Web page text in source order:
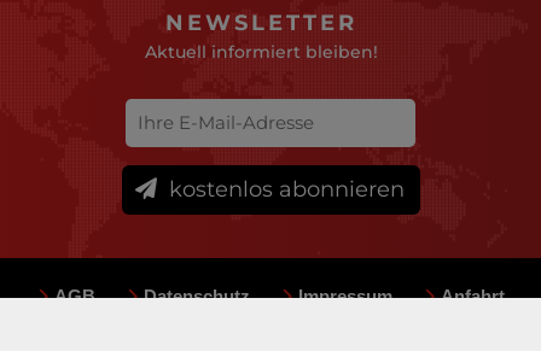
NEWSLETTER
Aktuell informiert bleiben!
kostenlos abonnieren
AGB Datenschutz Impressum
Anfahrt